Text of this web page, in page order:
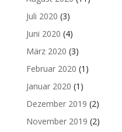
Juli 2020 (3)
Juni 2020 (4)
März 2020 (3)
Februar 2020 (1)
Januar 2020 (1)
Dezember 2019 (2)
November 2019 (2)